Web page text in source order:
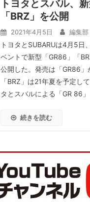
トヨタとスバル、
「BRZ」を公開
2021年4月5日 編集部
トヨタとSUBARUは4月5日
ベントで新型「GR86」「
公開した。発売は「GR86」
「BRZ」は21年夏を予定し
タとスバルによる「GR 86
続きを読む